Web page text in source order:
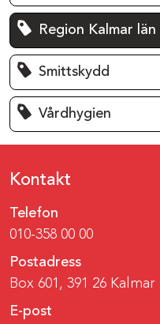
Region Kalmar län
Smittskydd
Vårdhygien
Kontakt
Telefon
010-358 00 00
Postadress
Box 601, 391 26 Kalmar
E-post